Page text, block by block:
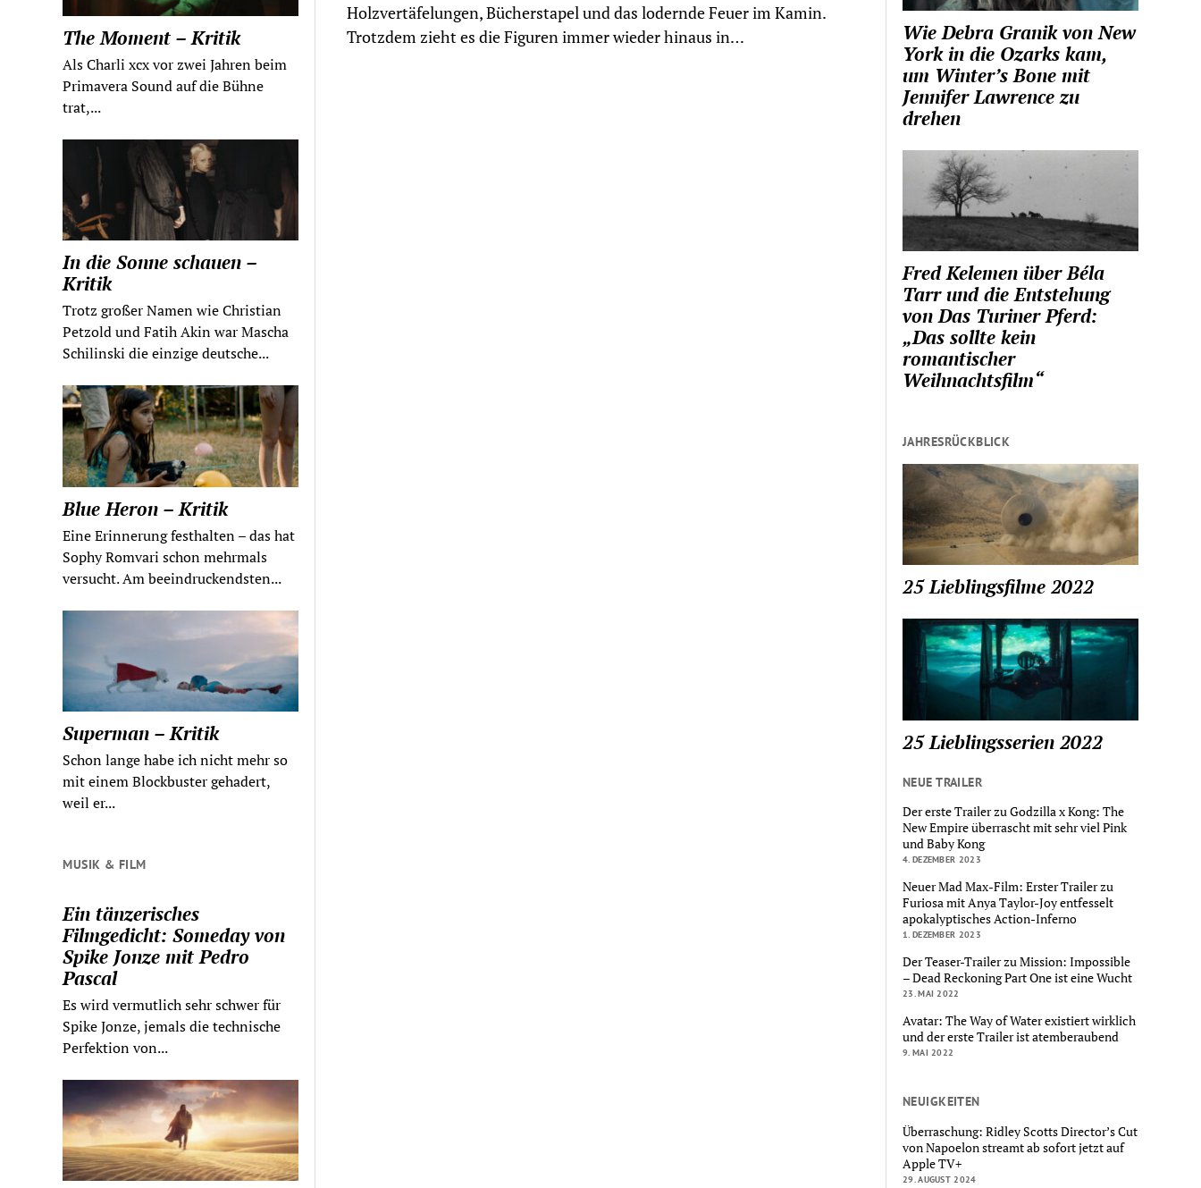
The Moment – Kritik
Als Charli xcx vor zwei Jahren beim
Primavera Sound auf die Bühne
trat,...
In die Sonne schauen –
Kritik
Trotz großer Namen wie Christian
Petzold und Fatih Akin war Mascha
Schilinski die einzige deutsche...
Blue Heron – Kritik
Eine Erinnerung festhalten – das hat
Sophy Romvari schon mehrmals
versucht. Am beeindruckendsten...
Superman – Kritik
Schon lange habe ich nicht mehr so
mit einem Blockbuster gehadert,
weil er...
MUSIK & FILM
Ein tänzerisches
Filmgedicht: Someday von
Spike Jonze mit Pedro
Pascal
Es wird vermutlich sehr schwer für
Spike Jonze, jemals die technische
Perfektion von...
Holzvertäfelungen, Bücherstapel und das lodernde Feuer im Kamin.
Trotzdem zieht es die Figuren immer wieder hinaus in…
Wie Debra Granik von New
York in die Ozarks kam,
um Winter’s Bone mit
Jennifer Lawrence zu
drehen
Fred Kelemen über Béla
Tarr und die Entstehung
von Das Turiner Pferd:
„Das sollte kein
romantischer
Weihnachtsfilm“
JAHRESRÜCKBLICK
25 Lieblingsfilme 2022
25 Lieblingsserien 2022
NEUE TRAILER
Der erste Trailer zu Godzilla x Kong: The
New Empire überrascht mit sehr viel Pink
und Baby Kong
4. DEZEMBER 2023
Neuer Mad Max-Film: Erster Trailer zu
Furiosa mit Anya Taylor-Joy entfesselt
apokalyptisches Action-Inferno
1. DEZEMBER 2023
Der Teaser-Trailer zu Mission: Impossible
– Dead Reckoning Part One ist eine Wucht
23. MAI 2022
Avatar: The Way of Water existiert wirklich
und der erste Trailer ist atemberaubend
9. MAI 2022
NEUIGKEITEN
Überraschung: Ridley Scotts Director’s Cut
von Napoelon streamt ab sofort jetzt auf
Apple TV+
29. AUGUST 2024